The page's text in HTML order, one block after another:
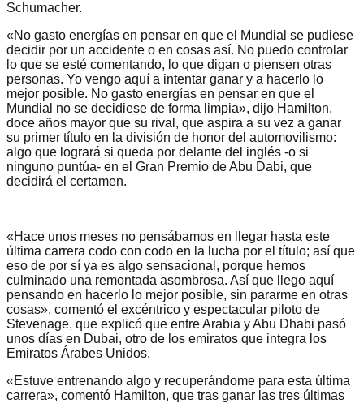
Schumacher.
«No gasto energías en pensar en que el Mundial se pudiese
decidir por un accidente o en cosas así. No puedo controlar
lo que se esté comentando, lo que digan o piensen otras
personas. Yo vengo aquí a intentar ganar y a hacerlo lo
mejor posible. No gasto energías en pensar en que el
Mundial no se decidiese de forma limpia», dijo Hamilton,
doce años mayor que su rival, que aspira a su vez a ganar
su primer título en la división de honor del automovilismo:
algo que logrará si queda por delante del inglés -o si
ninguno puntúa- en el Gran Premio de Abu Dabi, que
decidirá el certamen.
«Hace unos meses no pensábamos en llegar hasta este
última carrera codo con codo en la lucha por el título; así que
eso de por sí ya es algo sensacional, porque hemos
culminado una remontada asombrosa. Así que llego aquí
pensando en hacerlo lo mejor posible, sin pararme en otras
cosas», comentó el excéntrico y espectacular piloto de
Stevenage, que explicó que entre Arabia y Abu Dhabi pasó
unos días en Dubai, otro de los emiratos que integra los
Emiratos Árabes Unidos.
«Estuve entrenando algo y recuperándome para esta última
carrera», comentó Hamilton, que tras ganar las tres últimas